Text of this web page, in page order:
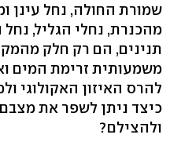
שמורת החולה, נחל עינן
מהכנרת, נחלי הגליל, נחל
תנינים, הם רק חלק
משמעותית זרימת המים
להרס האיזון האקולוגי
כיצד ניתן לשפר את
ולהצילם?